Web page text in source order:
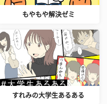
もやもや解決ゼミ
すれみの大学生あるある